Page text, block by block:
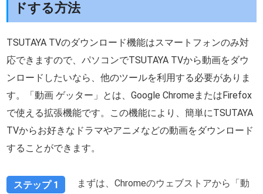
ドする方法
TSUTAYA TVのダウンロード機能はスマートフォンのみ対
応できますので、パソコンでTSUTAYA TVから動画をダウ
ンロードしたいなら、他のツールを利用する必要がありま
す。「動画 ゲッター」とは、Google ChromeまたはFirefox
で使える拡張機能です。この機能により、簡単にTSUTAYA
TVからお好きなドラマやアニメなどの動画をダウンロード
することができます。
ステップ 1
まずは、Chromeのウェブストアから「動